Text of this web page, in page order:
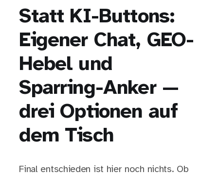
Statt KI-Buttons:
Eigener Chat, GEO-
Hebel und
Sparring-Anker —
drei Optionen auf
dem Tisch
Final entschieden ist hier noch nichts. Ob